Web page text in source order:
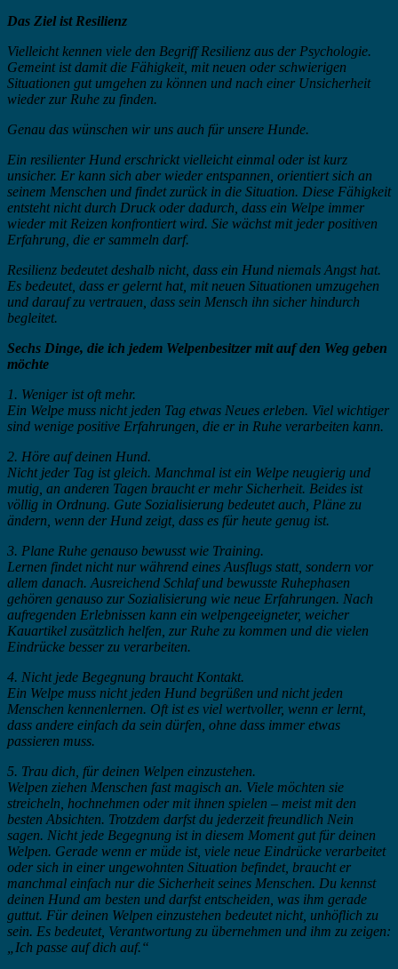
Das Ziel ist Resilienz
Vielleicht kennen viele den Begriff Resilienz aus der Psychologie.
Gemeint ist damit die Fähigkeit, mit neuen oder schwierigen
Situationen gut umgehen zu können und nach einer Unsicherheit
wieder zur Ruhe zu finden.
Genau das wünschen wir uns auch für unsere Hunde.
Ein resilienter Hund erschrickt vielleicht einmal oder ist kurz
unsicher. Er kann sich aber wieder entspannen, orientiert sich an
seinem Menschen und findet zurück in die Situation. Diese Fähigkeit
entsteht nicht durch Druck oder dadurch, dass ein Welpe immer
wieder mit Reizen konfrontiert wird. Sie wächst mit jeder positiven
Erfahrung, die er sammeln darf.
Resilienz bedeutet deshalb nicht, dass ein Hund niemals Angst hat.
Es bedeutet, dass er gelernt hat, mit neuen Situationen umzugehen
und darauf zu vertrauen, dass sein Mensch ihn sicher hindurch
begleitet.
Sechs Dinge, die ich jedem Welpenbesitzer mit auf den Weg geben
möchte
1. Weniger ist oft mehr.
Ein Welpe muss nicht jeden Tag etwas Neues erleben. Viel wichtiger
sind wenige positive Erfahrungen, die er in Ruhe verarbeiten kann.
2. Höre auf deinen Hund.
Nicht jeder Tag ist gleich. Manchmal ist ein Welpe neugierig und
mutig, an anderen Tagen braucht er mehr Sicherheit. Beides ist
völlig in Ordnung. Gute Sozialisierung bedeutet auch, Pläne zu
ändern, wenn der Hund zeigt, dass es für heute genug ist.
3. Plane Ruhe genauso bewusst wie Training.
Lernen findet nicht nur während eines Ausflugs statt, sondern vor
allem danach. Ausreichend Schlaf und bewusste Ruhephasen
gehören genauso zur Sozialisierung wie neue Erfahrungen. Nach
aufregenden Erlebnissen kann ein welpengeeigneter, weicher
Kauartikel zusätzlich helfen, zur Ruhe zu kommen und die vielen
Eindrücke besser zu verarbeiten.
4. Nicht jede Begegnung braucht Kontakt.
Ein Welpe muss nicht jeden Hund begrüßen und nicht jeden
Menschen kennenlernen. Oft ist es viel wertvoller, wenn er lernt,
dass andere einfach da sein dürfen, ohne dass immer etwas
passieren muss.
5. Trau dich, für deinen Welpen einzustehen.
Welpen ziehen Menschen fast magisch an. Viele möchten sie
streicheln, hochnehmen oder mit ihnen spielen – meist mit den
besten Absichten. Trotzdem darfst du jederzeit freundlich Nein
sagen. Nicht jede Begegnung ist in diesem Moment gut für deinen
Welpen. Gerade wenn er müde ist, viele neue Eindrücke verarbeitet
oder sich in einer ungewohnten Situation befindet, braucht er
manchmal einfach nur die Sicherheit seines Menschen. Du kennst
deinen Hund am besten und darfst entscheiden, was ihm gerade
guttut. Für deinen Welpen einzustehen bedeutet nicht, unhöflich zu
sein. Es bedeutet, Verantwortung zu übernehmen und ihm zu zeigen:
„Ich passe auf dich auf.“